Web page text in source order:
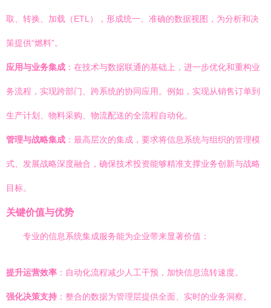
取、转换、加载（ETL），形成统一、准确的数据视图，为分析和决
策提供“燃料”。
应用与业务集成 ：在技术与数据联通的基础上，进一步优化和重构业
务流程，实现跨部门、跨系统的协同应用。例如，实现从销售订单到
生产计划、物料采购、物流配送的全流程自动化。
管理与战略集成 ：最高层次的集成，要求将信息系统与组织的管理模
式、发展战略深度融合，确保技术投资能够精准支撑业务创新与战略
目标。
关键价值与优势
专业的信息系统集成服务能为企业带来显著价值：
提升运营效率 ：自动化流程减少人工干预，加快信息流转速度。
强化决策支持 ：整合的数据为管理层提供全面、实时的业务洞察。